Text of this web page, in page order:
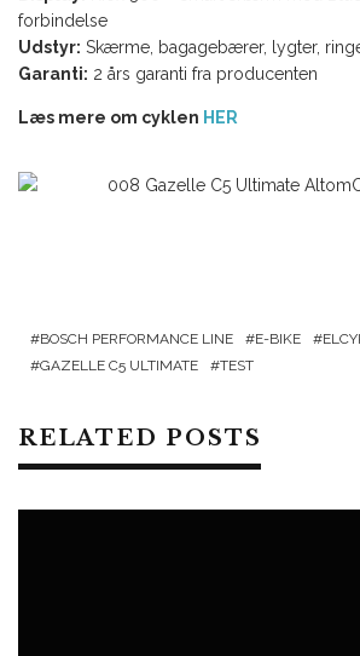
forbindelse
Udstyr: Skærme, bagagebærer, lygter,
Garanti: 2 års garanti fra producenten
Læs mere om cyklen HER
BOSCH PERFORMANCE LINE E-BIKE
GAZELLE C5 ULTIMATE
TEST
RELATED POSTS